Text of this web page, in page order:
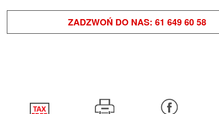
ZADZWOŃ DO NAS: 61 649 60 58